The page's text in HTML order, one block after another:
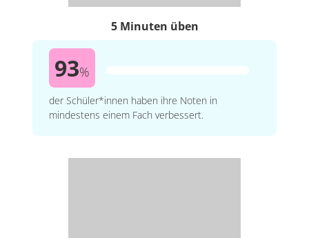
5 Minuten üben
93%
der Schüler*innen haben ihre Noten in
mindestens einem Fach verbessert.